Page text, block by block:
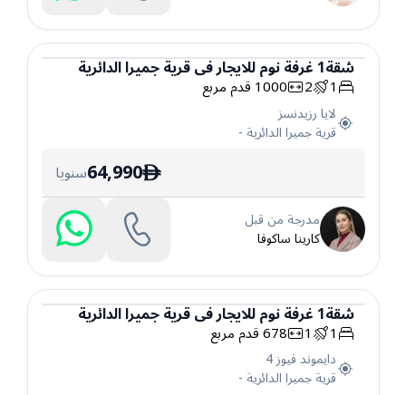
شقة
شقة1غرفة نومللايجارفيقرية جميرا الدائرية
1
2
1000قدم مربع
لايا رزيدنسز
قرية جميرا الدائرية -
ê
64,990سنويا
مدرجة من قبل
كارينا ساكوفا
شقة
شقة1غرفة نومللايجارفيقرية جميرا الدائرية
1
1
678قدم مربع
دايموند فيوز 4
قرية جميرا الدائرية -